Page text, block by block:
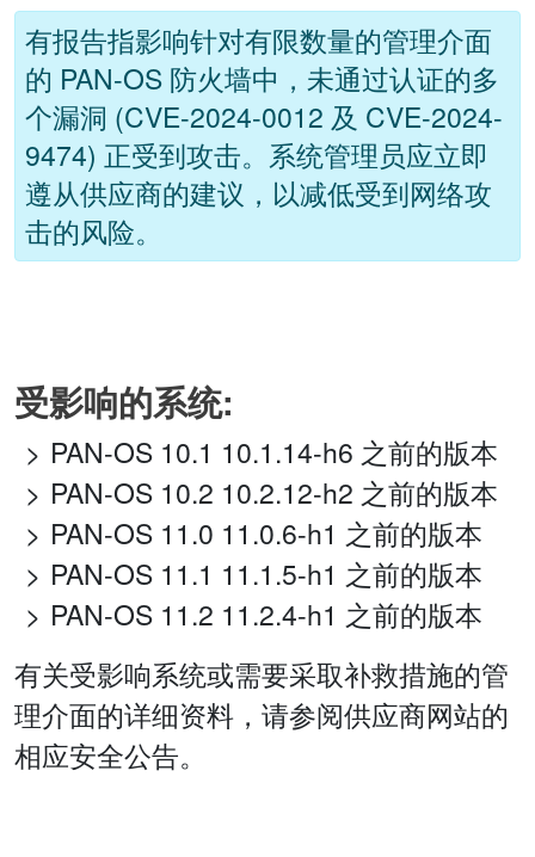
有报告指影响针对有限数量的管理介面
的 PAN-OS 防火墙中，未通过认证的多
个漏洞 (CVE-2024-0012 及 CVE-2024-
9474) 正受到攻击。系统管理员应立即
遵从供应商的建议，以减低受到网络攻
击的风险。
受影响的系统:
PAN-OS 10.1 10.1.14-h6 之前的版本
PAN-OS 10.2 10.2.12-h2 之前的版本
PAN-OS 11.0 11.0.6-h1 之前的版本
PAN-OS 11.1 11.1.5-h1 之前的版本
PAN-OS 11.2 11.2.4-h1 之前的版本
有关受影响系统或需要采取补救措施的管
理介面的详细资料，请参阅供应商网站的
相应安全公告。